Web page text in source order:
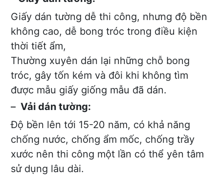
Giấy dán tường dễ thi công, nhưng độ bền
không cao, dễ bong tróc trong điều kiện
thời tiết ẩm,
Thường xuyên dán lại những chỗ bong
tróc, gây tốn kém và đôi khi không tìm
được mẫu giấy giống mẫu đã dán.
–Vải dán tường:
Độ bền lên tới 15-20 năm, có khả năng
chống nước, chống ẩm mốc, chống trầy
xước nên thi công một lần có thể yên tâm
sử dụng lâu dài.